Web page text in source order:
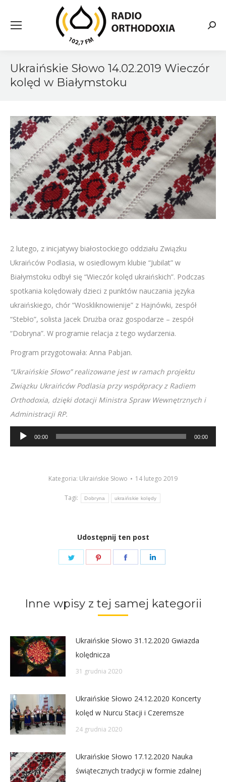
Ukraińskie Słowo 14.02.2019 Wieczór
kolęd w Białymstoku
2 lutego, z inicjatywy białostockiego oddziału Związku
Ukraińców Podlasia, w osiedlowym klubie “Jubilat” w
Białymstoku odbył się “Wieczór kolęd ukraińskich”. Podczas
spotkania kolędowały dzieci z punktów nauczania języka
ukraińskiego, chór “Woskliknowienije” z Hajnówki, zespół
“Stebło”, solista Jacek Drużba oraz gospodarze – zespół
“Dobryna”. W programie relacja z tego wydarzenia.
Program przygotowała: Anna Pabjan.
“Ukraińskie Słowo” realizowane jest w ramach projektu
Związku Ukraińców Podlasia przy współpracy z Radiem
Orthodoxia, dzięki dotacji Ministra Spraw Wewnętrznych i
Administracji RP.
Odtwarzacz
plików
00:00 00:00
Kategoria: Ukraińskie Słowo 14 lutego 2019
Tagi: Dobryna ukraińskie kolędy
Udostępnij ten post
Share
Share
Share
Inne wpisy z tej samej kategorii
Ukraińskie Słowo 31.12.2020 Gwiazda
kolędnicza
31 grudnia 2020
Ukraińskie Słowo 24.12.2020 Koncerty
kolęd w Nurcu Stacji i Czeremsze
24 grudnia 2020
Ukraińskie Słowo 17.12.2020 Nauka
świątecznych tradycji w formie zdalnej